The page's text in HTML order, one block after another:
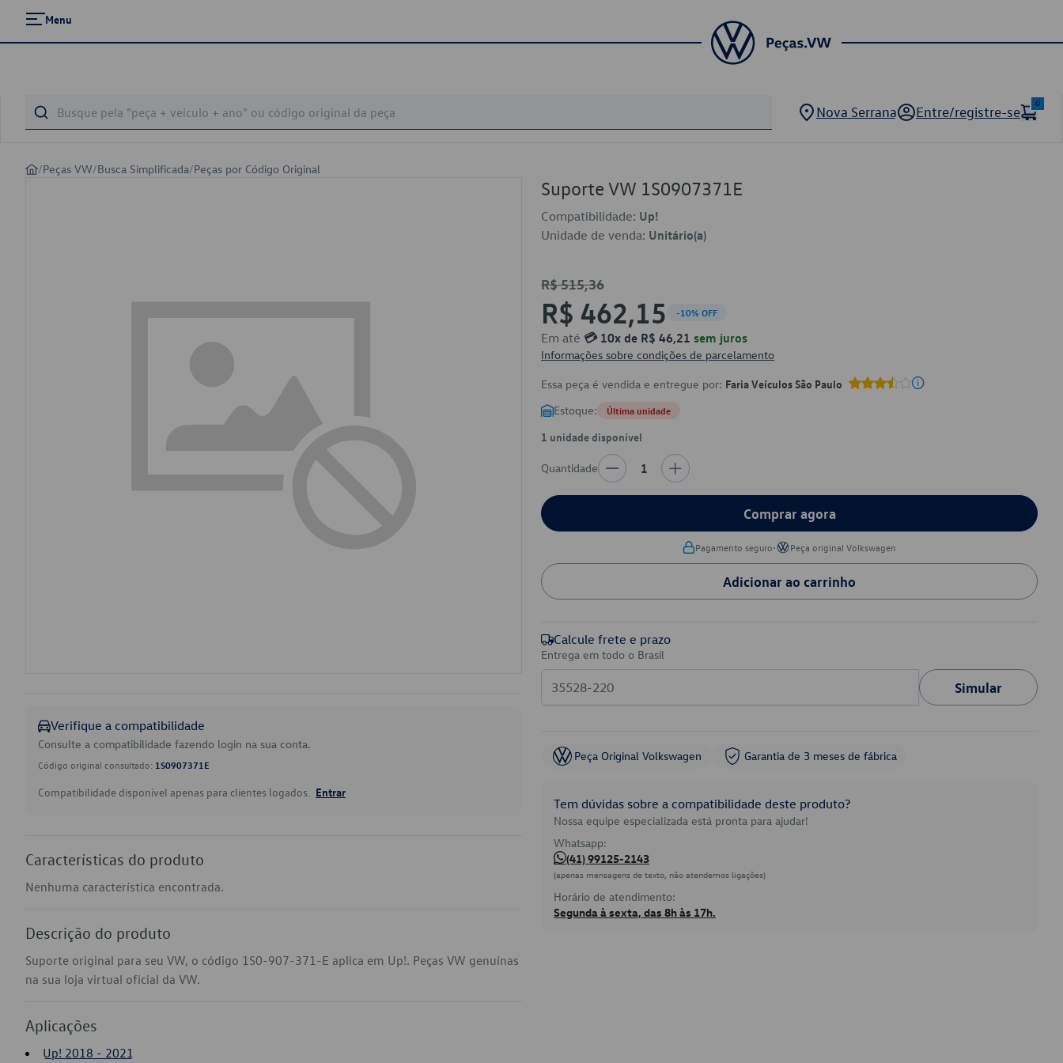
Menu
Nova Serrana Entre/registre-se
0
/Peças VW/Busca Simplificada/Peças por Código Original
Verifique a compatibilidade
Consulte a compatibilidade fazendo login na sua conta.
Código original consultado: 1S0907371E
Compatibilidade disponível apenas para clientes logados. Entrar
Características do produto
Nenhuma característica encontrada.
Descrição do produto
Suporte original para seu VW, o código 1S0-907-371-E aplica em Up!. Peças VW genuínas
na sua loja virtual oficial da VW.
Aplicações
Up! 2018 - 2021
Suporte VW 1S0907371E
Compatibilidade: Up!
Unidade de venda: Unitário(a)
R$ 515,36
R$ 462,15 -10% OFF
Em até 💳 10x de R$ 46,21 sem juros
Informações sobre condições de parcelamento
Essa peça é vendida e entregue por: Faria Veículos São Paulo
Estoque: Última unidade
1 unidade disponível
Quantidade 1
Comprar agora
Pagamento seguro• Peça original Volkswagen
Adicionar ao carrinho
Calcule frete e prazo
Entrega em todo o Brasil
Simular
Peça Original Volkswagen Garantia de 3 meses de fábrica
Tem dúvidas sobre a compatibilidade deste produto?
Nossa equipe especializada está pronta para ajudar!
Whatsapp:
(41) 99125-2143
(apenas mensagens de texto, não atendemos ligações)
Horário de atendimento:
Segunda à sexta, das 8h às 17h.